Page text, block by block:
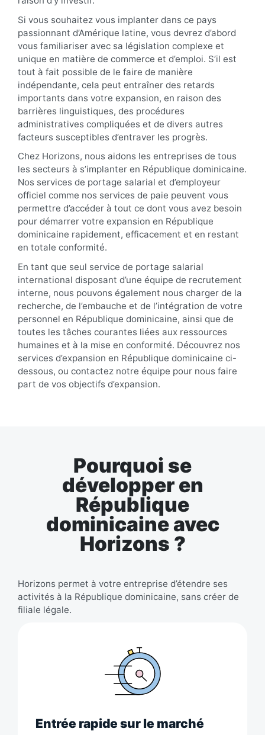
Si vous souhaitez vous implanter dans ce pays
passionnant d’Amérique latine, vous devrez d’abord
vous familiariser avec sa législation complexe et
unique en matière de commerce et d’emploi. S’il est
tout à fait possible de le faire de manière
indépendante, cela peut entraîner des retards
importants dans votre expansion, en raison des
barrières linguistiques, des procédures
administratives compliquées et de divers autres
facteurs susceptibles d’entraver les progrès.
Chez Horizons, nous aidons les entreprises de tous
les secteurs à s’implanter en République dominicaine.
Nos services de portage salarial et d’employeur
officiel comme nos services de paie peuvent vous
permettre d’accéder à tout ce dont vous avez besoin
pour démarrer votre expansion en République
dominicaine rapidement, efficacement et en restant
en totale conformité.
En tant que seul service de portage salarial
international disposant d’une équipe de recrutement
interne, nous pouvons également nous charger de la
recherche, de l’embauche et de l’intégration de votre
personnel en République dominicaine, ainsi que de
toutes les tâches courantes liées aux ressources
humaines et à la mise en conformité. Découvrez nos
services d’expansion en République dominicaine ci-
dessous, ou contactez notre équipe pour nous faire
part de vos objectifs d’expansion.
Pourquoi se
développer en
République
dominicaine avec
Horizons ?
Horizons permet à votre entreprise d’étendre ses
activités à la République dominicaine, sans créer de
filiale légale.
Entrée rapide sur le marché